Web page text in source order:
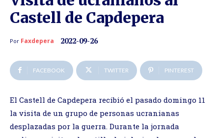
Castell de Capdepera
Por Faxdepera 2022-09-26
FACEBOOK TWITTER PINTEREST
El Castell de Capdepera recibió el pasado domingo 11
la visita de un grupo de personas ucranianas
desplazadas por la guerra. Durante la jornada